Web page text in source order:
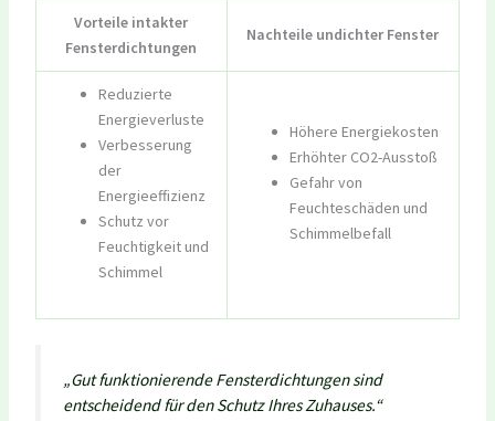
Vorteile intakter
Fensterdichtungen
Nachteile undichter Fenster
Reduzierte
Energieverluste
Verbesserung
der
Energieeffizienz
Schutz vor
Feuchtigkeit und
Schimmel
Höhere Energiekosten
Erhöhter CO2-Ausstoß
Gefahr von
Feuchteschäden und
Schimmelbefall
„Gut funktionierende Fensterdichtungen sind
entscheidend für den Schutz Ihres Zuhauses.“